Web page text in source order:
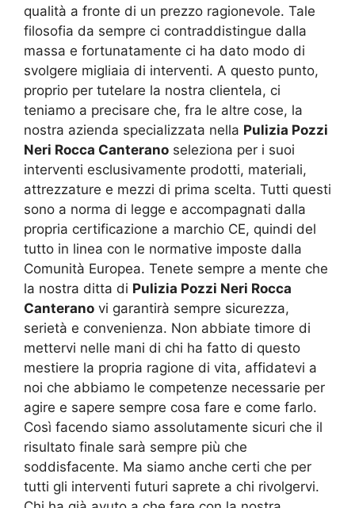
qualità a fronte di un prezzo ragionevole. Tale
filosofia da sempre ci contraddistingue dalla
massa e fortunatamente ci ha dato modo di
svolgere migliaia di interventi. A questo punto,
proprio per tutelare la nostra clientela, ci
teniamo a precisare che, fra le altre cose, la
nostra azienda specializzata nella Pulizia Pozzi
Neri Rocca Canterano seleziona per i suoi
interventi esclusivamente prodotti, materiali,
attrezzature e mezzi di prima scelta. Tutti questi
sono a norma di legge e accompagnati dalla
propria certificazione a marchio CE, quindi del
tutto in linea con le normative imposte dalla
Comunità Europea. Tenete sempre a mente che
la nostra ditta di Pulizia Pozzi Neri Rocca
Canterano vi garantirà sempre sicurezza,
serietà e convenienza. Non abbiate timore di
mettervi nelle mani di chi ha fatto di questo
mestiere la propria ragione di vita, affidatevi a
noi che abbiamo le competenze necessarie per
agire e sapere sempre cosa fare e come farlo.
Così facendo siamo assolutamente sicuri che il
risultato finale sarà sempre più che
soddisfacente. Ma siamo anche certi che per
tutti gli interventi futuri saprete a chi rivolgervi.